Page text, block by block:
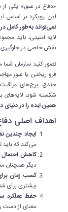
«دفاع در عمق» یکی
این رویکرد بر اساس
نمی‌تواند به‌طور کامل
لایه امنیتی، باید
نقش خاصی در
تصور کنید سازمان شما
فرو ریختن یا عبور
خندق، برج‌های
شکسته شود، لایه‌های
همین ایده را در
اهداف اصلی
ایجاد چندین
می‌کند که
کاهش
دیگر همچنان
کسب زمان
بیشتری برای
حفظ عملکرد
معنای از دست